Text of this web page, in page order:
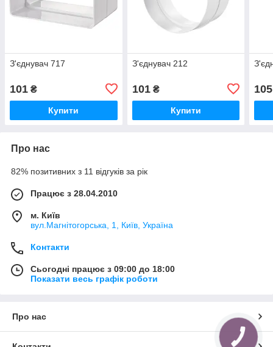
З'єднувач 717
101 ₴
Купити
З'єднувач 212
101₴
Купити
105
Про нас
82% позитивних з 11 відгуків за рік
Працює з 28.04.2010
м. Київ
вул.Магнітогорська, 1, Київ, Україна
Контакти
Сьогодні працює з 09:00 до 18:00
Показати весь графік роботи
Про нас
КНОПКА
ЗВ'ЯЗКУ